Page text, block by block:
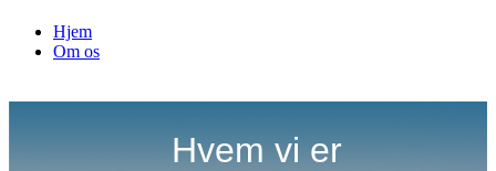
Hjem
Om os
Hvem vi er